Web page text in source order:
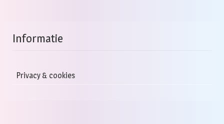
Informatie
Privacy & cookies